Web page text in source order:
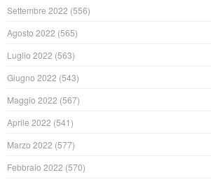
Settembre 2022 (556)
Agosto 2022 (565)
Luglio 2022 (563)
Giugno 2022 (543)
Maggio 2022 (567)
Aprile 2022 (541)
Marzo 2022 (577)
Febbraio 2022 (570)